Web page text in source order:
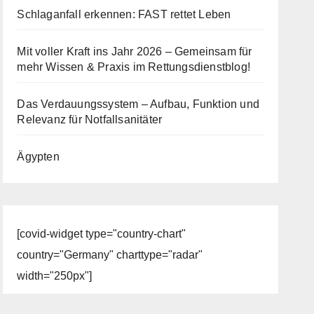
Schlaganfall erkennen: FAST rettet Leben
Mit voller Kraft ins Jahr 2026 – Gemeinsam für
mehr Wissen & Praxis im Rettungsdienstblog!
Das Verdauungssystem – Aufbau, Funktion und
Relevanz für Notfallsanitäter
Ägypten
[covid-widget type="country-chart"
country="Germany" charttype="radar"
width="250px"]